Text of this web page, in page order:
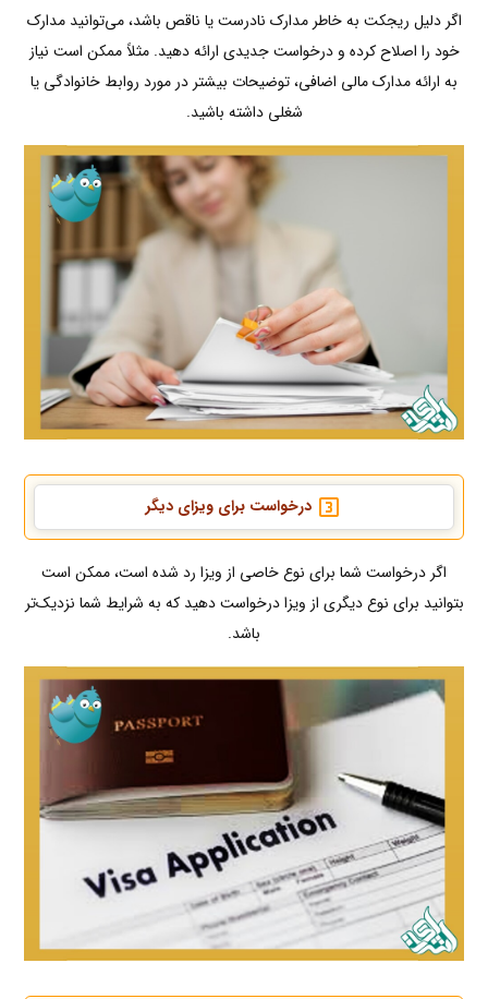
اگر دلیل ریجکت به خاطر مدارک نادرست یا ناقص باشد، می‌توانید مدارک
خود را اصلاح کرده و درخواست جدیدی ارائه دهید. مثلاً ممکن است نیاز
به ارائه مدارک مالی اضافی، توضیحات بیشتر در مورد روابط خانوادگی یا
شغلی داشته باشید.
درخواست برای ویزای دیگر
اگر درخواست شما برای نوع خاصی از ویزا رد شده است، ممکن است
بتوانید برای نوع دیگری از ویزا درخواست دهید که به شرایط شما نزدیک‌تر
باشد.